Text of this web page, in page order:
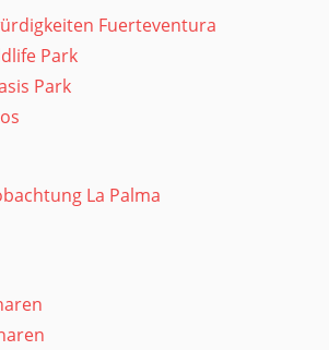
Fuerteventura
Park
Park
La Palma